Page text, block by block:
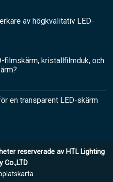
av högkvalitativ LED-
filmskärm, kristallfilmduk, och
en transparent LED-skärm
reserverade av HTL Lighting
Co.,LTD